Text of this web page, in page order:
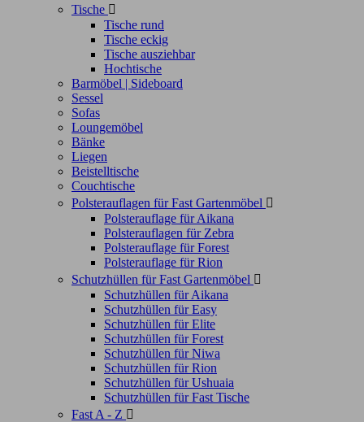
Tische 
Tische rund
Tische eckig
Tische ausziehbar
Hochtische
Barmöbel | Sideboard
Sessel
Sofas
Loungemöbel
Bänke
Liegen
Beistelltische
Couchtische
Polsterauflagen für Fast Gartenmöbel 
Polsterauflage für Aikana
Polsterauflagen für Zebra
Polsterauflage für Forest
Polsterauflage für Rion
Schutzhüllen für Fast Gartenmöbel 
Schutzhüllen für Aikana
Schutzhüllen für Easy
Schutzhüllen für Elite
Schutzhüllen für Forest
Schutzhüllen für Niwa
Schutzhüllen für Rion
Schutzhüllen für Ushuaia
Schutzhüllen für Fast Tische
Fast A - Z 